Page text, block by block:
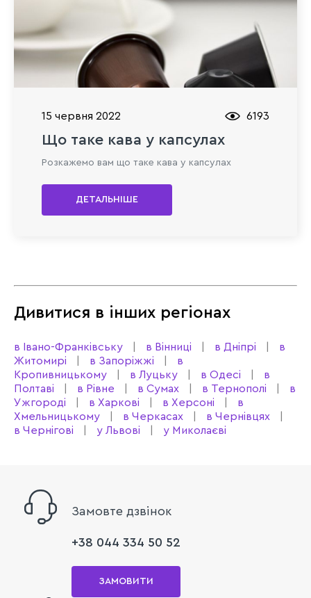
15 червня 2022 6193
Що таке кава у капсулах
Розкажемо вам що таке кава у капсулах
ДЕТАЛЬНІШЕ
Дивитися в інших регіонах
в Івано-Франківську в Вінниці в Дніпрі
в
Житомирі
в Запоріжжі
в
Кропивницькому
в Луцьку в Одесі
в
Полтаві
в Рівне в Сумах в Тернополі
в
Ужгороді
в Харкові в Херсоні
в
Хмельницькому
в Черкасах
в Чернівцях
в Чернігові
у Львові у Миколаєві
Замовте дзвінок
+38 044 334 50 52
ЗАМОВИТИ